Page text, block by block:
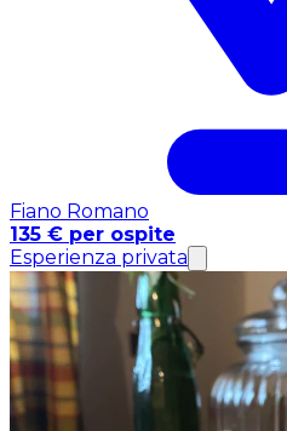
Fiano Romano
135 € per ospite
Esperienza privata